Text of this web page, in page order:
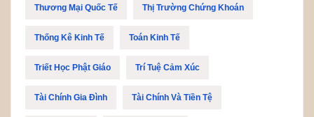
Thương Mại Quốc Tế Thị Trường Chứng Khoán
Thống Kê Kinh Tế Toán Kinh Tế
Triết Học Phật Giáo Trí Tuệ Cảm Xúc
Tài Chính Gia Đình Tài Chính Và Tiền Tệ